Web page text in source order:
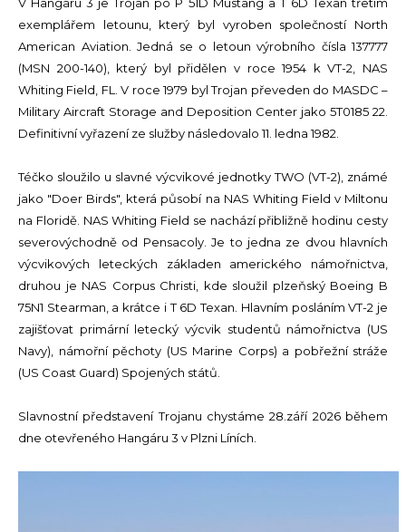
exemplářem letounu, který byl vyroben společností North
American Aviation. Jedná se o letoun výrobního čísla 137777
(MSN 200-140), který byl přidělen v roce 1954 k VT-2, NAS
Whiting Field, FL. V roce 1979 byl Trojan převeden do MASDC –
Military Aircraft Storage and Deposition Center jako 5T0185 22.
Definitivní vyřazení ze služby následovalo 11. ledna 1982.
Téčko sloužilo u slavné výcvikové jednotky TWO (VT-2), známé
jako "Doer Birds", která působí na NAS Whiting Field v Miltonu
na Floridě. NAS Whiting Field se nachází přibližně hodinu cesty
severovýchodně od Pensacoly. Je to jedna ze dvou hlavních
výcvikových leteckých základen amerického námořnictva,
druhou je NAS Corpus Christi, kde sloužil plzeňský Boeing B
75N1 Stearman, a krátce i T 6D Texan. Hlavním posláním VT-2 je
zajišťovat primární letecký výcvik studentů námořnictva (US
Navy), námořní pěchoty (US Marine Corps) a pobřežní stráže
(US Coast Guard) Spojených států.
Slavnostní představení Trojanu chystáme 28.září 2026 během
dne otevřeného Hangáru 3 v Plzni Líních.